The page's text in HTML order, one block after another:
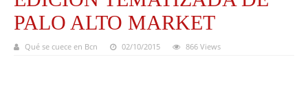
PALO ALTO MARKET
Qué se cuece en Bcn 02/10/2015 866 Views